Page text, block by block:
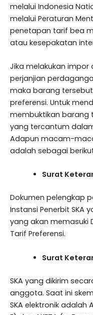
melalui Indonesia
melalui Peraturan
penetapan tarif bea
atau kesepakatan
Jika melakukan impor
perjanjian
maka barang
preferensi. Untuk
membuktikan barang
yang tercantum
Adapun macam-
adalah sebagai
Surat
Dokumen pelengkap
Instansi Penerbit SKA
yang akan memasuki
Tarif Preferensi.
Surat
SKA yang dikirim
anggota. Saat ini
SKA elektronik adalah